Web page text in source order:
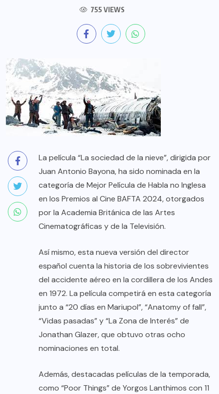
755 VIEWS
La película “La sociedad de la nieve”, dirigida por
Juan Antonio Bayona, ha sido nominada en la
categoría de Mejor Película de Habla no Inglesa
en los Premios al Cine BAFTA 2024, otorgados
por la Academia Británica de las Artes
Cinematográficas y de la Televisión.
Así mismo, esta nueva versión del director
español cuenta la historia de los sobrevivientes
del accidente aéreo en la cordillera de los Andes
en 1972. La película competirá en esta categoría
junto a “20 días en Mariupol”, “Anatomy of fall”,
“Vidas pasadas” y “La Zona de Interés” de
Jonathan Glazer, que obtuvo otras ocho
nominaciones en total.
Además, destacadas películas de la temporada,
como “Poor Things” de Yorgos Lanthimos con 11